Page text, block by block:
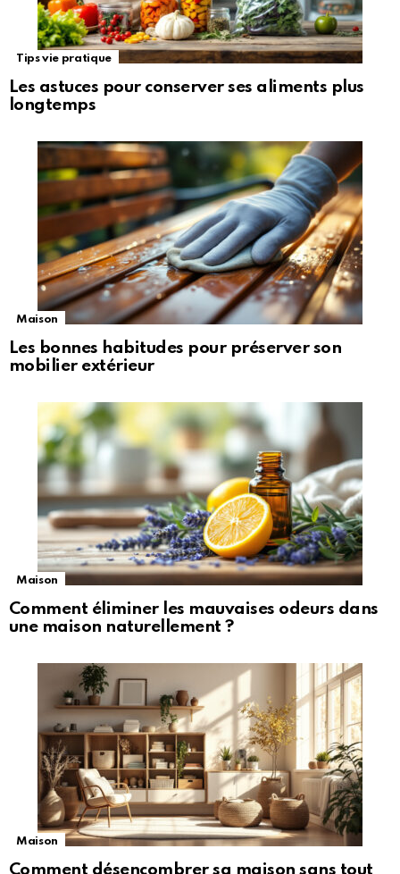
Tips vie pratique
Les astuces pour conserver ses aliments plus
longtemps
Maison
Les bonnes habitudes pour préserver son
mobilier extérieur
Maison
Comment éliminer les mauvaises odeurs dans
une maison naturellement ?
Maison
Comment désencombrer sa maison sans tout